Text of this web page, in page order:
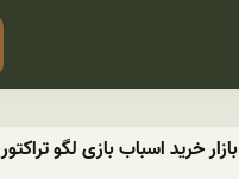
بازار خرید اسباب بازی لگو تراکتور